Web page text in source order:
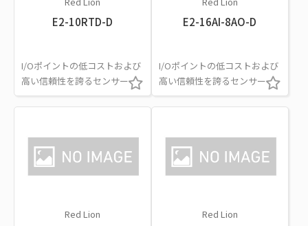
E2-10RTD-D
I/Oポイントの低コストおよび
高い信頼性を誇るセンサー
E2-16AI-8AO-D
I/Oポイントの低コストおよび
高い信頼性を誇るセンサー
Red Lion Red Lion